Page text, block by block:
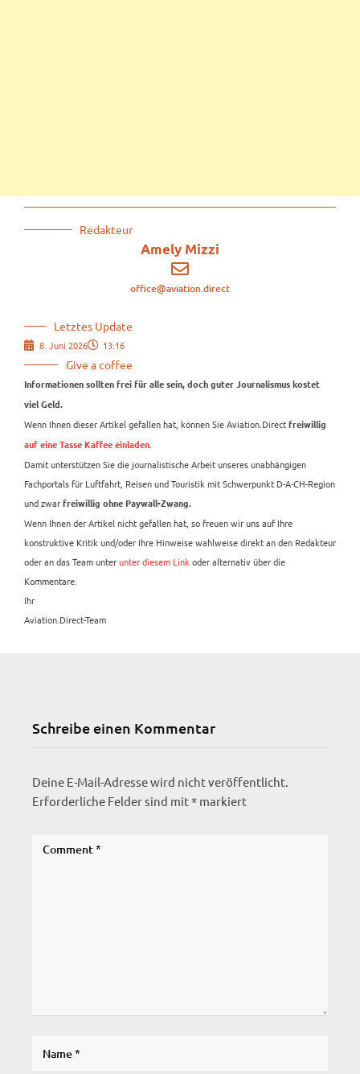
Redakteur
Amely Mizzi
office@aviation.direct
Letztes Update
8. Juni 2026 13:16
Give a coffee
Informationen sollten frei für alle sein, doch guter Journalismus kostet
viel Geld.
Wenn Ihnen dieser Artikel gefallen hat, können Sie Aviation.Direct freiwillig
auf eine Tasse Kaffee einladen.
Damit unterstützen Sie die journalistische Arbeit unseres unabhängigen
Fachportals für Luftfahrt, Reisen und Touristik mit Schwerpunkt D-A-CH-Region
und zwar freiwillig ohne Paywall-Zwang.
Wenn Ihnen der Artikel nicht gefallen hat, so freuen wir uns auf Ihre
konstruktive Kritik und/oder Ihre Hinweise wahlweise direkt an den Redakteur
oder an das Team unterunter diesem Linkoder alternativ über die
Kommentare.
Ihr
Aviation.Direct-Team
Schreibe einen Kommentar
Deine E-Mail-Adresse wird nicht veröffentlicht.
Erforderliche Felder sind mit* markiert